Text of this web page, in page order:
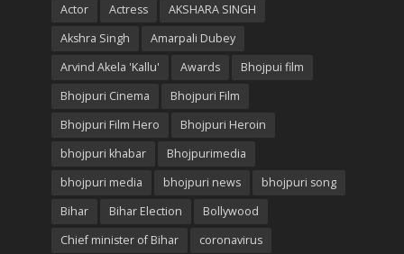
Actor Actress
AKSHARA SINGH
Akshra Singh
Amarpali Dubey
Arvind Akela 'Kallu'
Awards
Bhojpui film
Bhojpuri Cinema
Bhojpuri Film
Bhojpuri Film Hero
Bhojpuri Heroin
bhojpuri khabar
Bhojpurimedia
bhojpuri media
bhojpuri news
bhojpuri song
Bihar
Bihar Election
Bollywood
Chief minister of Bihar
coronavirus